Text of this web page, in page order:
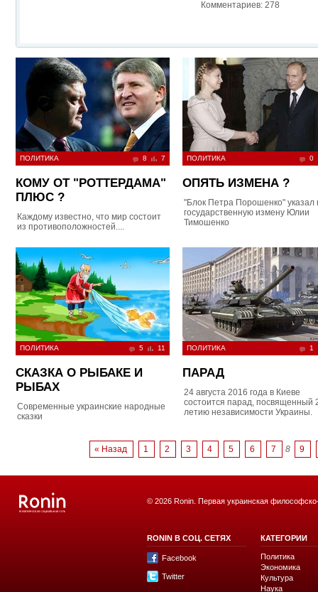
Комментариев: 278
ПОЛИТИКА 8 7
КОМУ ОТ "РОТТЕРДАМА"
ПЛЮС ?
Каждому известно, что мир состоит
из противоположностей....
ПОЛИТИКА 0
ОПЯТЬ ИЗМЕНА ?
"Блок Петра Порошенко" указал
государственную измену Юлии
Тимошенко
ПОЛИТИКА 5 11
СКАЗКА О РЫБАКЕ И
РЫБАХ
Современные украинские народные
сказки
ПОЛИТИКА 1
ПАРАД
24 августа 2016 года в Киеве
состоится парад, посвященный
летию независимости Украины.
« Назад 1 2 3 4 5 6 7 8 9
© 2026 Ronin. Первая украинская
RONIN В СОЦ. СЕТЯХ
Facebook
Twitter
КАТЕГОРИИ
Политика
Экономика
Культура
Наука